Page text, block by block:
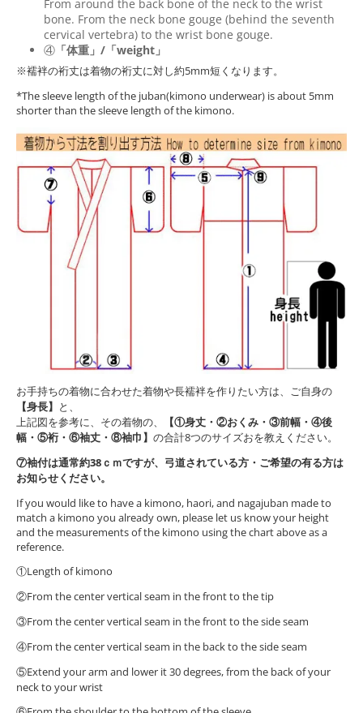
From around the back bone of the neck to the wrist
bone. From the neck bone gouge (behind the seventh
cervical vertebra) to the wrist bone gouge.
④ 「体重」/「weight」
※襦袢の裄丈は着物の裄丈に対し約5mm短くなります。
*The sleeve length of the juban(kimono underwear) is about 5mm
shorter than the sleeve length of the kimono.
お手持ちの着物に合わせた着物や長襦袢を作りたい方は、ご自身の
【身長】 と、
上記図を参考に、その着物の、
【①身丈・②おくみ・③前幅・④後
幅・⑤裄・⑥袖丈・⑧袖巾】 の合計8つのサイズおを教えください。
⑦袖付は通常約38ｃｍですが、弓道されている方・ご希望の有る方は
お知らせください。
If you would like to have a kimono, haori, and nagajuban made to
match a kimono you already own, please let us know your height
and the measurements of the kimono using the chart above as a
reference.
①Length of kimono
②From the center vertical seam in the front to the tip
③From the center vertical seam in the front to the side seam
④From the center vertical seam in the back to the side seam
⑤Extend your arm and lower it 30 degrees, from the back of your
neck to your wrist